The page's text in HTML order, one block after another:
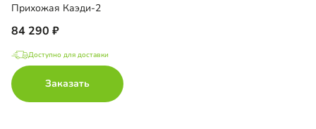
Прихожая Каэди-2
84 290
Доступно для доставки
Заказать